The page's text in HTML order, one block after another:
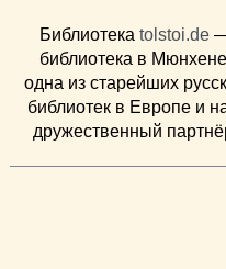
Библиотека tolstoi.de
библиотека в
одна из старейших
библиотек в Европе и
дружественный